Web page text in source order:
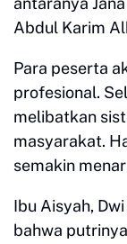
Abdul Karim
Para peserta
profesional.
melibatkan
masyarakat.
semakin
Ibu Aisyah,
bahwa